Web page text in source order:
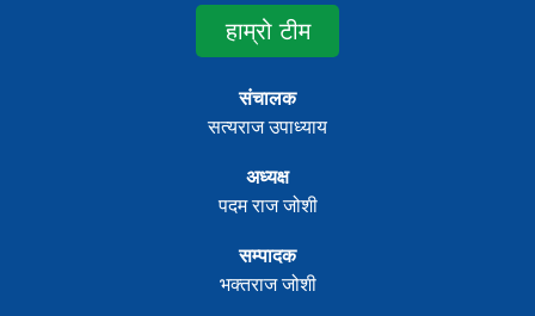
हाम्रो टीम
संचालक
सत्यराज उपाध्याय
अध्यक्ष
पदम राज जोशी
सम्पादक
भक्तराज जोशी